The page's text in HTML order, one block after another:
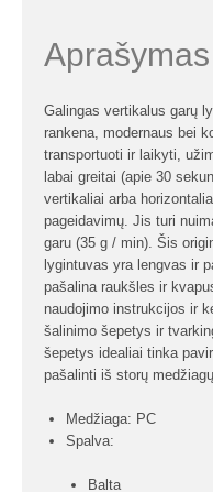
Aprašymas
Galingas vertikalus garų
rankena, modernaus bei
transportuoti ir laikyti,
labai greitai (apie 30
vertikaliai arba
pageidavimų. Jis turi
garu (35 g / min). Šis
lygintuvas yra lengvas ir
pašalina raukšles ir
naudojimo instrukcijos ir
šalinimo šepetys ir
šepetys idealiai tinka
pašalinti iš storų
Medžiaga: PC
Spalva:
Balta